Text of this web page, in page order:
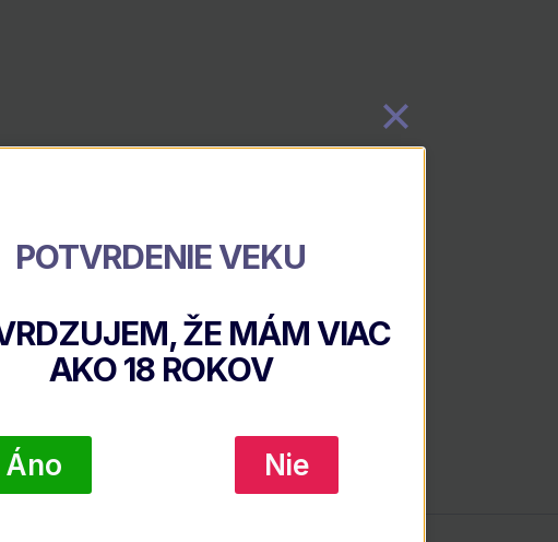
POTVRDENIE VEKU
ŽE MÁM VIAC
AKO18 ROKOV
Áno Nie